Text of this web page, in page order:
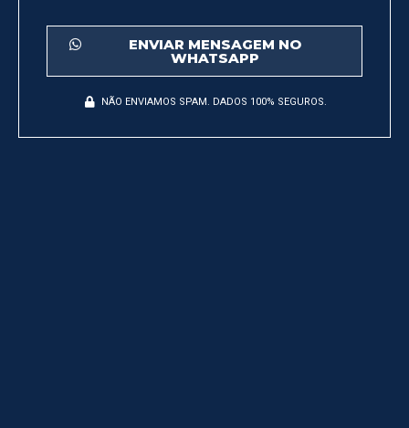
ENVIAR MENSAGEM NO
WHATSAPP
NÃO ENVIAMOS SPAM. DADOS 100% SEGUROS.